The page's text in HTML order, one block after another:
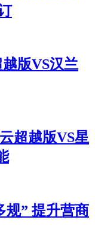
版VS汉兰
超越版VS星
规” 提升营商